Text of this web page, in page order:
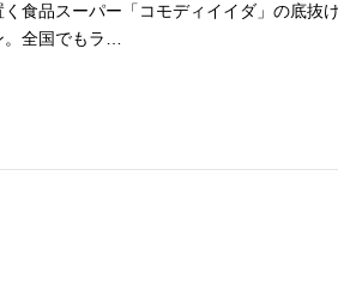
食品スーパー「コモディイイダ」の底抜
全国でもラ…